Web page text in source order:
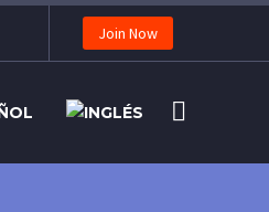
Join Now